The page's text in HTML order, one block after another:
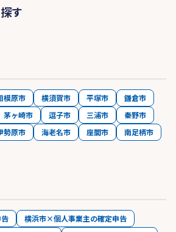
す
模原市 横須賀市 平塚市
鎌倉市
茅ヶ崎市 逗子市 三浦市
秦野市
勢原市 海老名市 座間市
南足柄市
横浜市×個人事業主の確定申告